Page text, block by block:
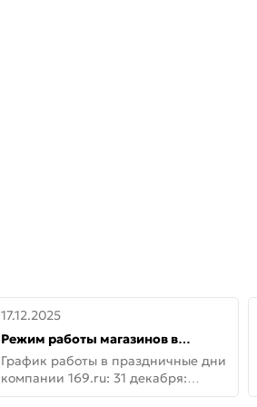
17.12.2025
Режим работы магазинов в
праздничные дни с 31 декабря по
11 января
График работы в праздничные дни
компании 169.ru: 31 декабря:
Заказы, самовывоз и доставки —